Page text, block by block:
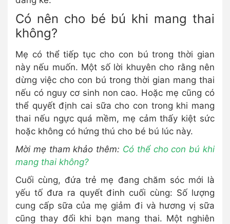
Có nên cho bé bú khi mang thai
không?
Mẹ có thể tiếp tục cho con bú trong thời gian
này nếu muốn. Một số lời khuyên cho rằng nên
dừng việc cho con bú trong thời gian mang thai
nếu có nguy cơ sinh non cao. Hoặc mẹ cũng có
thể quyết định cai sữa cho con trong khi mang
thai nếu ngực quá mềm, mẹ cảm thấy kiệt sức
hoặc không có hứng thú cho bé bú lúc này.
Mời mẹ tham khảo thêm: Có thể cho con bú khi
mang thai không?
Cuối cùng, đứa trẻ mẹ đang chăm sóc mới là
yếu tố đưa ra quyết đinh cuối cùng: Số lượng
cung cấp sữa của mẹ giảm đi và hương vị sữa
cũng thay đổi khi bạn mang thai. Một nghiên